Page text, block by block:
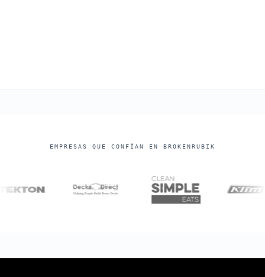
EMPRESAS QUE CONFÍAN EN BROKENRUBIK